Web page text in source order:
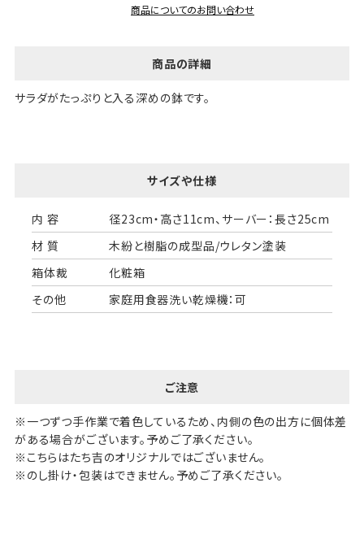
商品についてのお問い合わせ
商品の詳細
サラダがたっぷりと入る深めの鉢です。
サイズや仕様
内 容
径23cm・高さ11cm、サーバー：長さ25cm
材 質
木紛と樹脂の成型品/ウレタン塗装
箱体裁
化粧箱
その他
家庭用食器洗い乾燥機：可
ご注意
※一つずつ手作業で着色しているため、内側の色の出方に個体差
がある場合がございます。予めご了承ください。
※こちらはたち吉のオリジナルではございません。
※のし掛け・包装はできません。予めご了承ください。